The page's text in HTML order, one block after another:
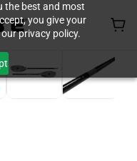
the best and most
you give your
privacy policy.